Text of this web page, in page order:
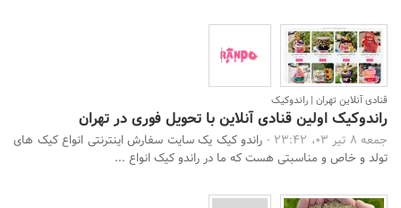
قنادی آنلاین تهران | راندوکیک
راندوکیک اولین قنادی آنلاین با تحویل فوری در تهران
جمعه 8 تیر 03، 23:42 -
راندو کیک یک سایت سفارش اینترنتی انواع کیک های
تولد و خاص و مناسبتی هست که ما در راندو کیک انواع ...